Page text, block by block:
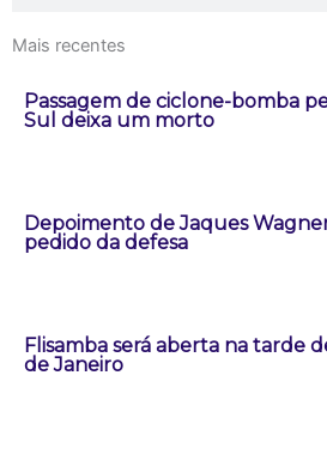
Mais recentes
Passagem de ciclone-bomba
Sul deixa um morto
Depoimento de Jaques
pedido da defesa
Flisamba será aberta na tarde
de Janeiro